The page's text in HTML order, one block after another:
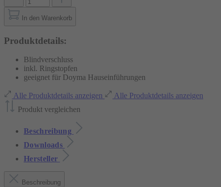
In den Warenkorb
Produktdetails:
Blindverschluss
inkl. Ringstopfen
geeignet für Doyma Hauseinführungen
Alle Produktdetails anzeigen
Alle Produktdetails anzeigen
Produkt vergleichen
Beschreibung
Downloads
Hersteller
Beschreibung